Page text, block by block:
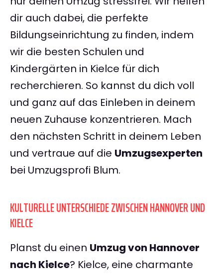
dir auch dabei, die perfekte
Bildungseinrichtung zu finden, indem
wir die besten Schulen und
Kindergärten in Kielce für dich
recherchieren. So kannst du dich voll
und ganz auf das Einleben in deinem
neuen Zuhause konzentrieren. Mach
den nächsten Schritt in deinem Leben
und vertraue auf die Umzugsexperten
bei Umzugsprofi Blum.
KULTURELLE UNTERSCHIEDE ZWISCHEN HANNOVER UND
KIELCE
Planst du einen Umzug von Hannover
nach Kielce? Kielce, eine charmante